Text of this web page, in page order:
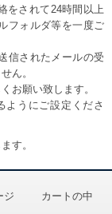
をされて24時間以上
フォルダ等を一度ご
信されたメールの受
ん。
お願い致します。
ようにご設定くださ
す。
ジ カートの中